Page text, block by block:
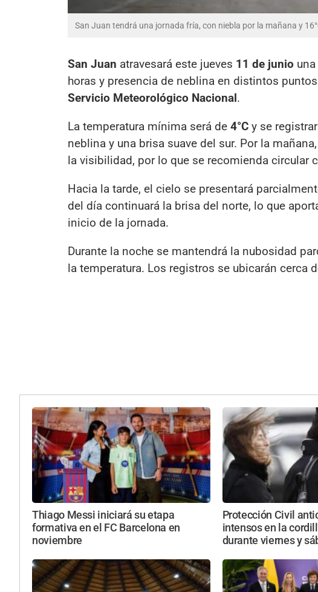
San Juan tendrá una jornada fría, con niebla por la mañana y
San Juan atravesará este jueves 11 de junio
horas y presencia de neblina en distintos
Servicio Meteorológico Nacional.
La temperatura mínima será de 4°C y se
neblina y una brisa suave del sur. Por la
la visibilidad, por lo que se recomienda circular
Hacia la tarde, el cielo se presentará
del día continuará la brisa del norte, lo que
inicio de la jornada.
Durante la noche se mantendrá la nubosidad
la temperatura. Los registros se ubicarán cerca
Thiago Messi iniciará su etapa
formativa en el FC Barcelona en
noviembre
Protección Civil
intensos en la
durante viernes y